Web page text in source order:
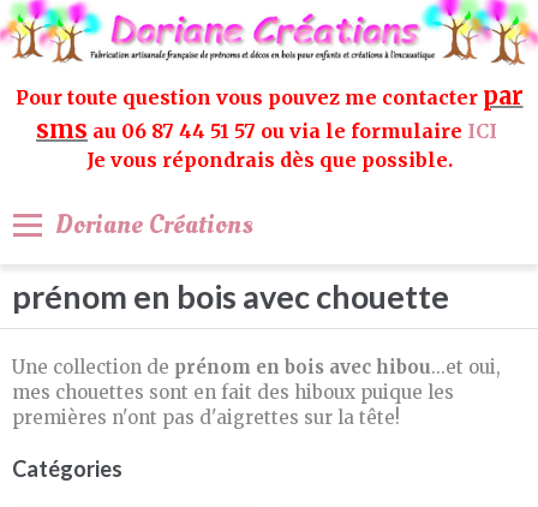
Pour toute question vous pouvez me contacter par
sms au 06 87 44 51 57 ou via le formulaire ICI
Je vous répondrais dès que possible.
Doriane Créations
prénom en bois avec chouette
Une collection de prénom en bois avec hibou...et oui,
mes chouettes sont en fait des hiboux puique les
premières n'ont pas d'aigrettes sur la tête!
Catégories